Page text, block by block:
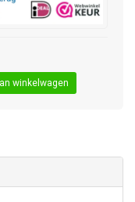
pakket).
winkelwagen